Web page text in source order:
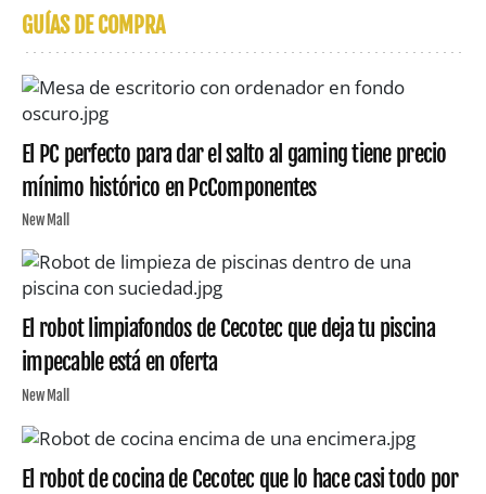
GUÍAS DE COMPRA
El PC perfecto para dar el salto al gaming tiene precio
mínimo histórico en PcComponentes
New Mall
El robot limpiafondos de Cecotec que deja tu piscina
impecable está en oferta
New Mall
El robot de cocina de Cecotec que lo hace casi todo por